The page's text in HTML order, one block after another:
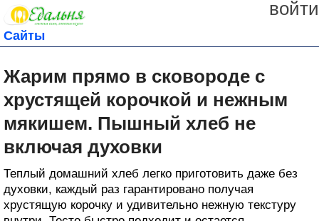
войти
Сайты
Жарим прямо в сковороде с
хрустящей корочкой и нежным
мякишем. Пышный хлеб не
включая духовки
Теплый домашний хлеб легко приготовить даже без
духовки, каждый раз гарантировано получая
хрустящую корочку и удивительно нежную текстуру